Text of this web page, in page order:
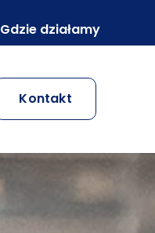
Gdzie działamy
Kontakt